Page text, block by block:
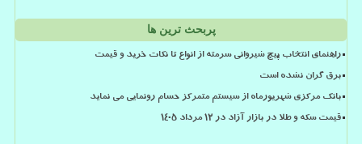
پربحث ترین ها
راهنمای انتخاب پیچ شیروانی سرمته از انواع تا نکات خرید و قیمت
برق گران نشده است
بانک مرکزی شهریورماه از سیستم متمرکز حسام رونمایی می نماید
قیمت سکه و طلا در بازار آزاد در ۱۲ مرداد ۱۴۰۵